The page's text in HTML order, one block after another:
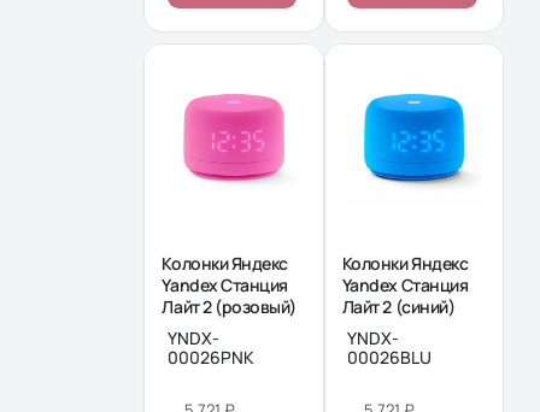
Колонки Яндекс
Yandex Станция
Лайт 2 (розовый)
YNDX-
00026PNK
Колонки Яндекс
Yandex Станция
Лайт 2 (синий)
YNDX-
00026BLU